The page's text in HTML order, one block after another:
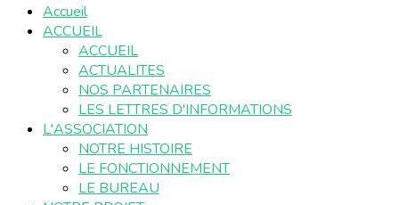
Accueil
ACCUEIL
ACCUEIL
ACTUALITES
NOS PARTENAIRES
LES LETTRES D'INFORMATIONS
L'ASSOCIATION
NOTRE HISTOIRE
LE FONCTIONNEMENT
LE BUREAU